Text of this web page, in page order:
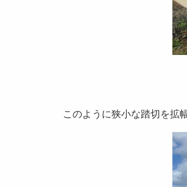
このように狭小な踏切を拡